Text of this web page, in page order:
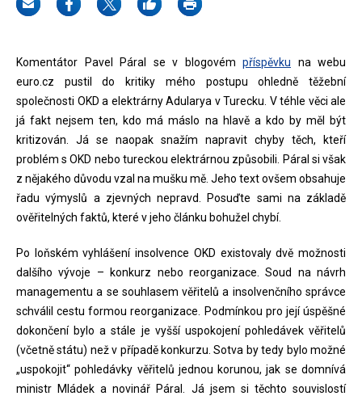
Komentátor Pavel Páral se v blogovém příspěvku na webu
euro.cz pustil do kritiky mého postupu ohledně těžební
společnosti OKD a elektrárny Adularya v Turecku. V téhle věci ale
já fakt nejsem ten, kdo má máslo na hlavě a kdo by měl být
kritizován. Já se naopak snažím napravit chyby těch, kteří
problém s OKD nebo tureckou elektrárnou způsobili. Páral si však
z nějakého důvodu vzal na mušku mě. Jeho text ovšem obsahuje
řadu výmyslů a zjevných nepravd. Posuďte sami na základě
ověřitelných faktů, které v jeho článku bohužel chybí.
Po loňském vyhlášení insolvence OKD existovaly dvě možnosti
dalšího vývoje – konkurz nebo reorganizace. Soud na návrh
managementu a se souhlasem věřitelů a insolvenčního správce
schválil cestu formou reorganizace. Podmínkou pro její úspěšné
dokončení bylo a stále je vyšší uspokojení pohledávek věřitelů
(včetně státu) než v případě konkurzu. Sotva by tedy bylo možné
„uspokojit“ pohledávky věřitelů jednou korunou, jak se domnívá
ministr Mládek a novinář Páral. Já jsem si těchto souvislostí